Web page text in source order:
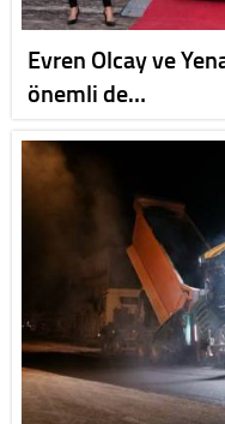
Evren Olcay ve
önemli de…